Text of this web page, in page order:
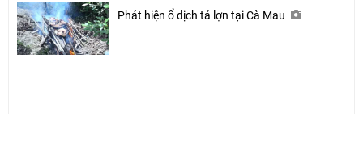
Phát hiện ổ dịch tả lợn tại Cà Mau